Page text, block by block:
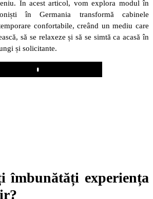
În acest articol, vom explora modul în
în Germania transformă cabinele
confortabile, creând un mediu care
să se relaxeze și să se simtă ca acasă în
și solicitante.
Play
îmbunătăți experiența